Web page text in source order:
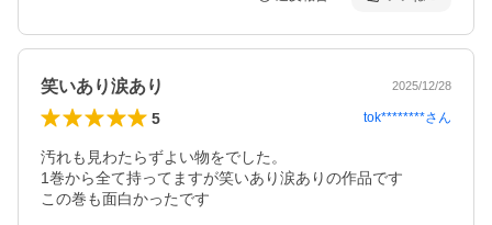
笑いあり涙あり 2025/12/28
5 tok********さん
汚れも見わたらずよい物をでした。
1巻から全て持ってますが笑いあり涙ありの作品です
この巻も面白かったです